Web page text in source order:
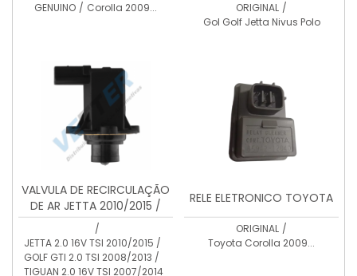
GENUINO / Corolla 2009... ORIGINAL /
Gol Golf Jetta Nivus Polo
VALVULA DE RECIRCULAÇÃO
DE AR JETTA 2010/2015 /
GOLF 2008/2013 / TIGUAN
2007/2014 / A3 2006/2013 /
PASSAT 2008/2014 / A4
2007/2013 / Q5 2007/2014 /
/
JETTA 2.0 16V TSI 2010/2015 /
GOLF GTI 2.0 TSI 2008/2013 /
TIGUAN 2.0 16V TSI 2007/2014
RELE ELETRONICO TOYOTA
ORIGINAL /
Toyota Corolla 2009...